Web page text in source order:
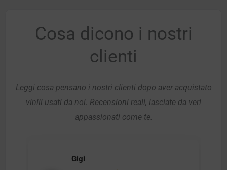
Cosa dicono i nostri
clienti
Leggi cosa pensano i nostri clienti dopo aver acquistato
vinili usati da noi. Recensioni reali, lasciate da veri
appassionati come te.
Gigi